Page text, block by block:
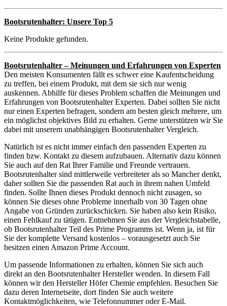
Bootsrutenhalter: Unsere Top 5
Keine Produkte gefunden.
Bootsrutenhalter – Meinungen und Erfahrungen von Experten
Den meisten Konsumenten fällt es schwer eine Kaufentscheidung
zu treffen, bei einem Produkt, mit dem sie sich nur wenig
auskennen. Abhilfe für dieses Problem schaffen die Meinungen und
Erfahrungen von Bootsrutenhalter Experten. Dabei sollten Sie nicht
nur einen Experten befragen, sondern am besten gleich mehrere, um
ein möglichst objektives Bild zu erhalten. Gerne unterstützen wir Sie
dabei mit unserem unabhängigen Bootsrutenhalter Vergleich.
Natürlich ist es nicht immer einfach den passenden Experten zu
finden bzw. Kontakt zu diesem aufzubauen. Alternativ dazu können
Sie auch auf den Rat Ihrer Familie und Freunde vertrauen.
Bootsrutenhalter sind mittlerweile verbreiteter als so Mancher denkt,
daher sollten Sie die passenden Rat auch in ihrem nahen Umfeld
finden. Sollte Ihnen dieses Produkt dennoch nicht zusagen, so
können Sie dieses ohne Probleme innerhalb von 30 Tagen ohne
Angabe von Gründen zurückschicken. Sie haben also kein Risiko,
einen Fehlkauf zu tätigen. Entnehmen Sie aus der Vergleichstabelle,
ob Bootsrutenhalter Teil des Prime Programms ist. Wenn ja, ist für
Sie der komplette Versand kostenlos – vorausgesetzt auch Sie
besitzen einen Amazon Prime Account.
Um passende Informationen zu erhalten, können Sie sich auch
direkt an den Bootsrutenhalter Hersteller wenden. In diesem Fall
können wir den Hersteller Höfer Chemie empfehlen. Besuchen Sie
dazu deren Internetseite, dort finden Sie auch weitere
Kontaktmöglichkeiten, wie Telefonnummer oder E-Mail.